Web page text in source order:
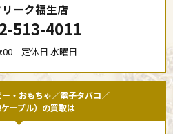
ーク福生店
513-4011
定休日 水曜日
・おもちゃ／電子タバコ／
ーブル）の買取は